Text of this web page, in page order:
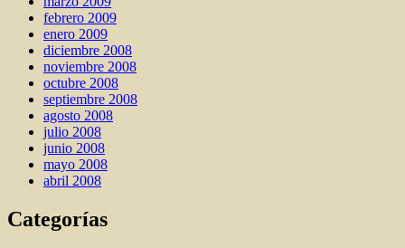
febrero 2009
enero 2009
diciembre 2008
noviembre 2008
octubre 2008
septiembre 2008
agosto 2008
julio 2008
junio 2008
mayo 2008
abril 2008
Categorías